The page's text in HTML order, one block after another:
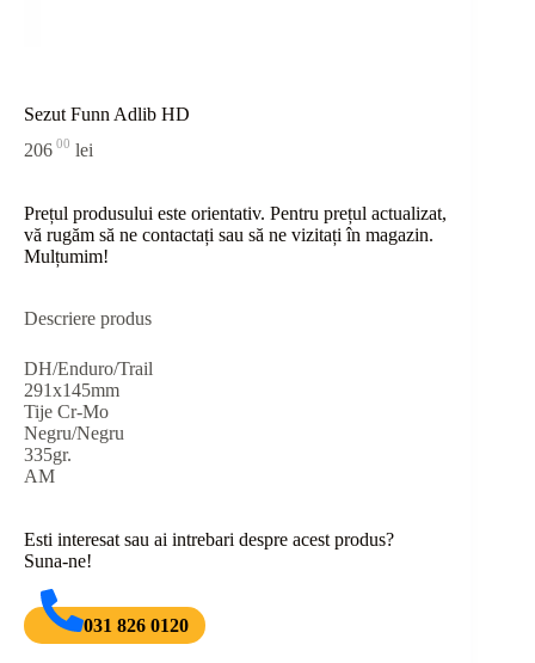
Sezut Funn Adlib HD
206 00 lei
Prețul produsului este orientativ. Pentru prețul actualizat,
vă rugăm să ne contactați sau să ne vizitați în magazin.
Mulțumim!
Descriere produs
DH/Enduro/Trail
291x145mm
Tije Cr-Mo
Negru/Negru
335gr.
AM
Esti interesat sau ai intrebari despre acest produs?
Suna-ne!
031 826 0120